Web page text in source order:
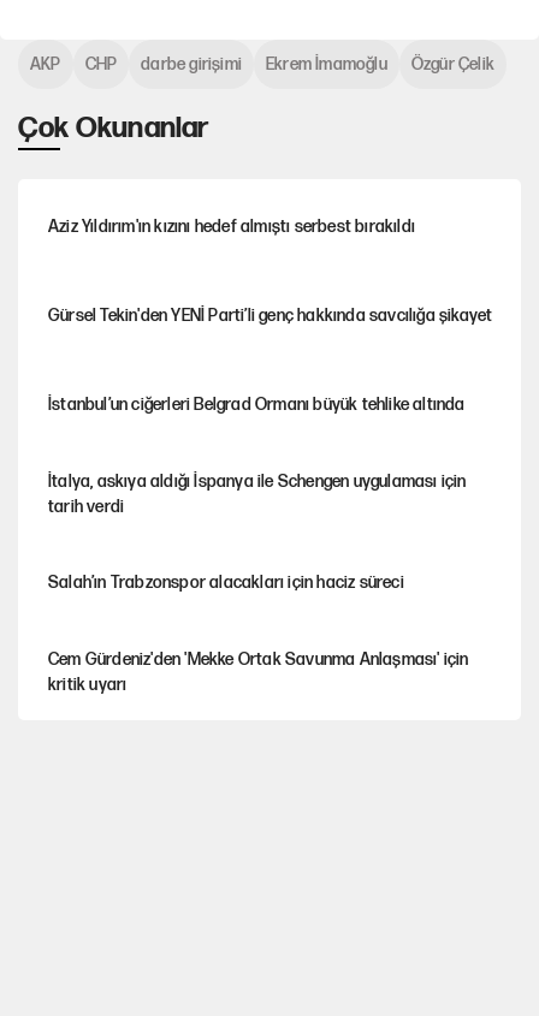
Çok Okunanlar
Aziz Yıldırım'ın kızını hedef almıştı serbest bırakıldı
Gürsel Tekin'den YENİ Parti’li genç hakkında savcılığa şikayet
İstanbul’un ciğerleri Belgrad Ormanı büyük tehlike altında
İtalya, askıya aldığı İspanya ile Schengen uygulaması için
tarih verdi
Salah’ın Trabzonspor alacakları için haciz süreci
Cem Gürdeniz'den 'Mekke Ortak Savunma Anlaşması' için
kritik uyarı
AKP CHP darbe girişimi Ekrem İmamoğlu Özgür Çelik